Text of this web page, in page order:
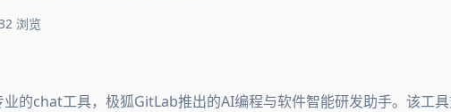
浏览
的chat工具，极狐GitLab推出的AI编程与软件智能研发助手。该工